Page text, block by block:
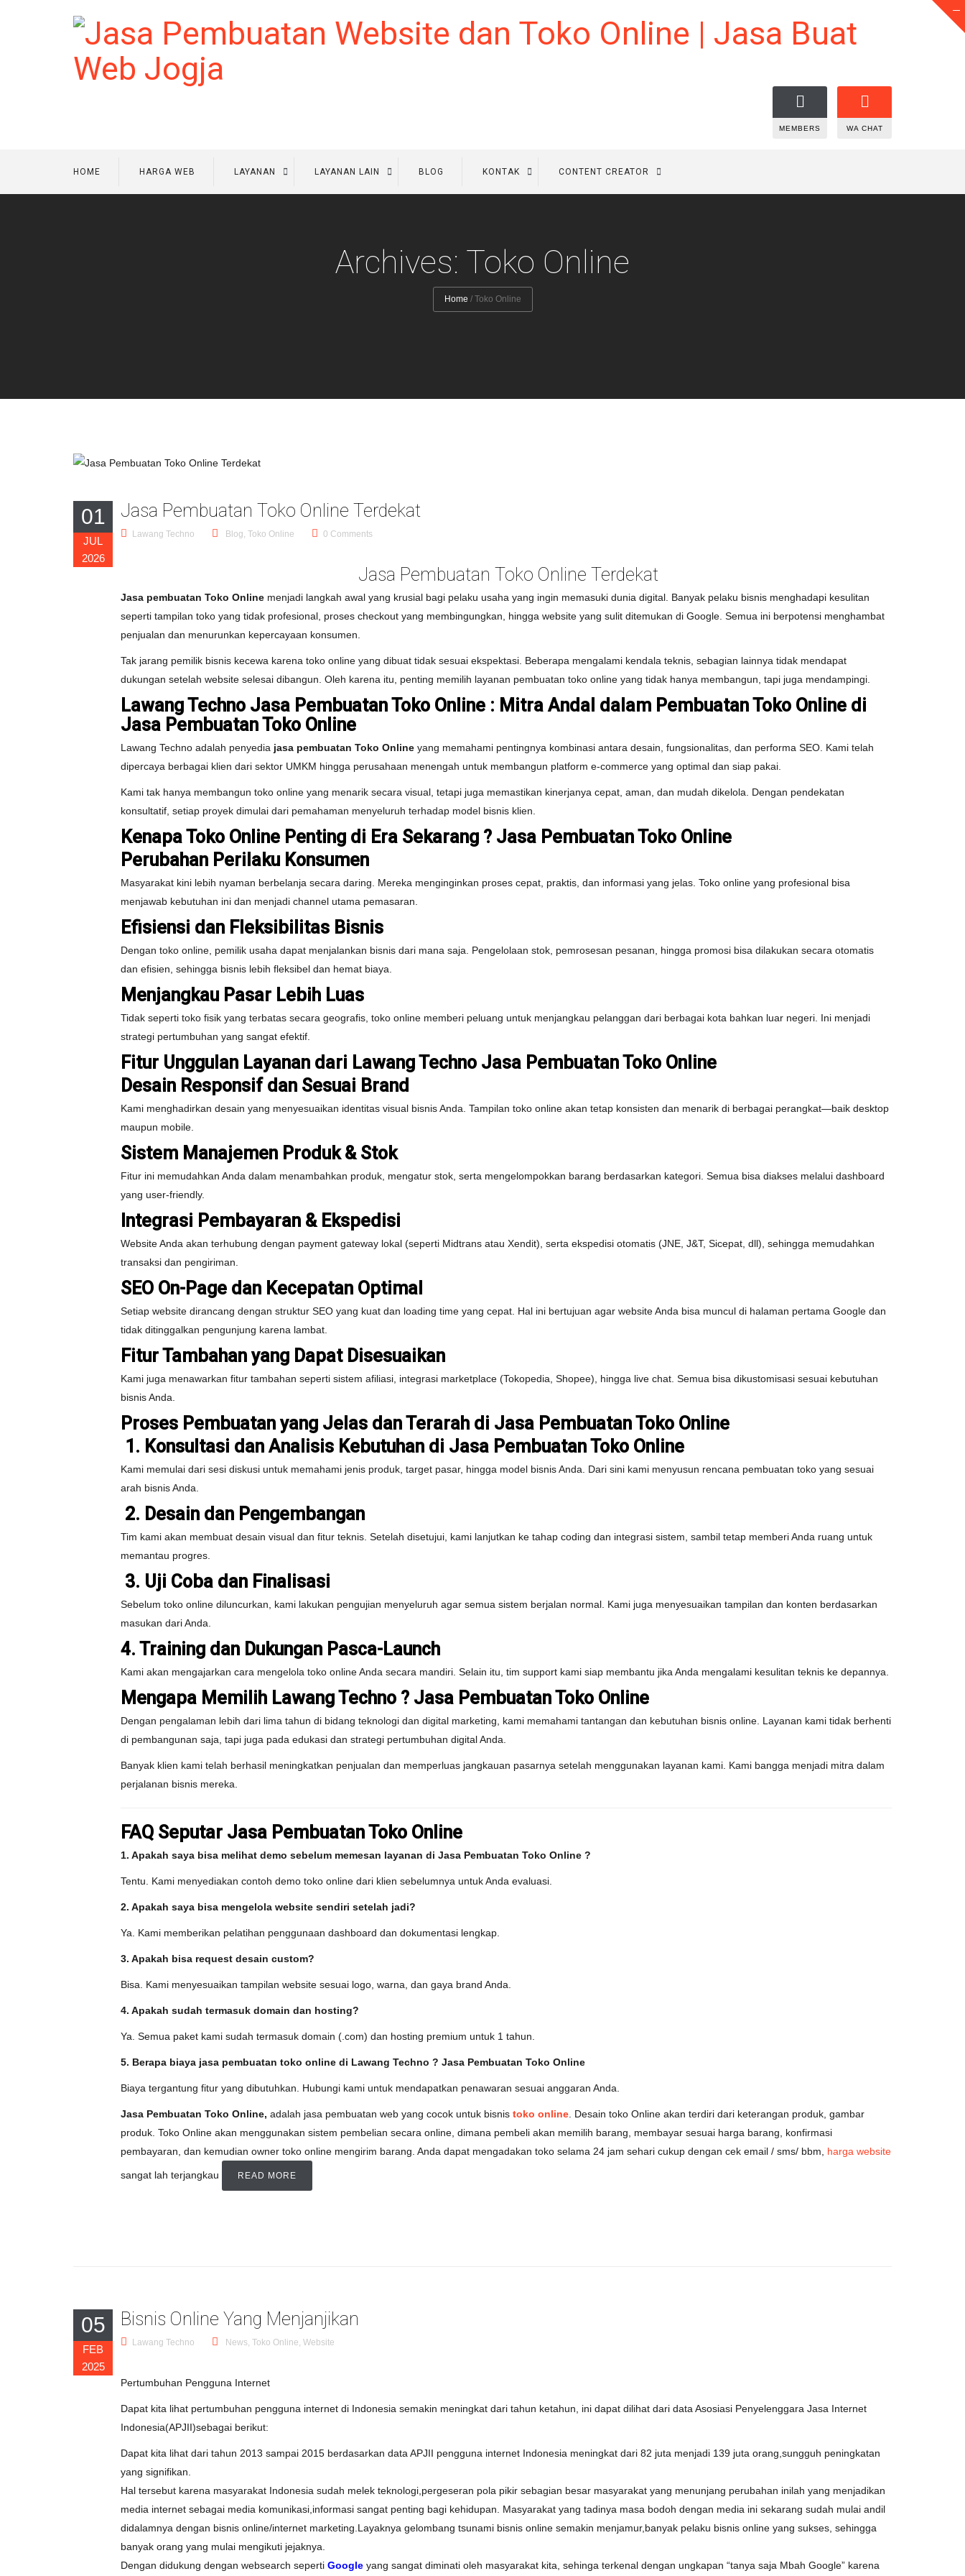
MEMBERS WA CHAT
HOME HARGA WEB LAYANAN LAYANAN LAIN BLOG KONTAK CONTENT CREATOR
Archives: Toko Online
Home / Toko Online
01
JUL
2026
Jasa Pembuatan Toko Online Terdekat
Lawang Techno Blog, Toko Online 0 Comments
Jasa Pembuatan Toko Online Terdekat
Jasa pembuatan Toko Online menjadi langkah awal yang krusial bagi pelaku usaha yang ingin memasuki dunia digital. Banyak pelaku bisnis menghadapi kesulitan
seperti tampilan toko yang tidak profesional, proses checkout yang membingungkan, hingga website yang sulit ditemukan di Google. Semua ini berpotensi menghambat
penjualan dan menurunkan kepercayaan konsumen.
Tak jarang pemilik bisnis kecewa karena toko online yang dibuat tidak sesuai ekspektasi. Beberapa mengalami kendala teknis, sebagian lainnya tidak mendapat
dukungan setelah website selesai dibangun. Oleh karena itu, penting memilih layanan pembuatan toko online yang tidak hanya membangun, tapi juga mendampingi.
Lawang Techno Jasa Pembuatan Toko Online : Mitra Andal dalam Pembuatan Toko Online di
Jasa Pembuatan Toko Online
Lawang Techno adalah penyedia jasa pembuatan Toko Online yang memahami pentingnya kombinasi antara desain, fungsionalitas, dan performa SEO. Kami telah
dipercaya berbagai klien dari sektor UMKM hingga perusahaan menengah untuk membangun platform e-commerce yang optimal dan siap pakai.
Kami tak hanya membangun toko online yang menarik secara visual, tetapi juga memastikan kinerjanya cepat, aman, dan mudah dikelola. Dengan pendekatan
konsultatif, setiap proyek dimulai dari pemahaman menyeluruh terhadap model bisnis klien.
Kenapa Toko Online Penting di Era Sekarang ? Jasa Pembuatan Toko Online
Perubahan Perilaku Konsumen
Masyarakat kini lebih nyaman berbelanja secara daring. Mereka menginginkan proses cepat, praktis, dan informasi yang jelas. Toko online yang profesional bisa
menjawab kebutuhan ini dan menjadi channel utama pemasaran.
Efisiensi dan Fleksibilitas Bisnis
Dengan toko online, pemilik usaha dapat menjalankan bisnis dari mana saja. Pengelolaan stok, pemrosesan pesanan, hingga promosi bisa dilakukan secara otomatis
dan efisien, sehingga bisnis lebih fleksibel dan hemat biaya.
Menjangkau Pasar Lebih Luas
Tidak seperti toko fisik yang terbatas secara geografis, toko online memberi peluang untuk menjangkau pelanggan dari berbagai kota bahkan luar negeri. Ini menjadi
strategi pertumbuhan yang sangat efektif.
Fitur Unggulan Layanan dari Lawang Techno Jasa Pembuatan Toko Online
Desain Responsif dan Sesuai Brand
Kami menghadirkan desain yang menyesuaikan identitas visual bisnis Anda. Tampilan toko online akan tetap konsisten dan menarik di berbagai perangkat—baik desktop
maupun mobile.
Sistem Manajemen Produk & Stok
Fitur ini memudahkan Anda dalam menambahkan produk, mengatur stok, serta mengelompokkan barang berdasarkan kategori. Semua bisa diakses melalui dashboard
yang user-friendly.
Integrasi Pembayaran & Ekspedisi
Website Anda akan terhubung dengan payment gateway lokal (seperti Midtrans atau Xendit), serta ekspedisi otomatis (JNE, J&T, Sicepat, dll), sehingga memudahkan
transaksi dan pengiriman.
SEO On-Page dan Kecepatan Optimal
Setiap website dirancang dengan struktur SEO yang kuat dan loading time yang cepat. Hal ini bertujuan agar website Anda bisa muncul di halaman pertama Google dan
tidak ditinggalkan pengunjung karena lambat.
Fitur Tambahan yang Dapat Disesuaikan
Kami juga menawarkan fitur tambahan seperti sistem afiliasi, integrasi marketplace (Tokopedia, Shopee), hingga live chat. Semua bisa dikustomisasi sesuai kebutuhan
bisnis Anda.
Proses Pembuatan yang Jelas dan Terarah di Jasa Pembuatan Toko Online
1. Konsultasi dan Analisis Kebutuhan di Jasa Pembuatan Toko Online
Kami memulai dari sesi diskusi untuk memahami jenis produk, target pasar, hingga model bisnis Anda. Dari sini kami menyusun rencana pembuatan toko yang sesuai
arah bisnis Anda.
2. Desain dan Pengembangan
Tim kami akan membuat desain visual dan fitur teknis. Setelah disetujui, kami lanjutkan ke tahap coding dan integrasi sistem, sambil tetap memberi Anda ruang untuk
memantau progres.
3. Uji Coba dan Finalisasi
Sebelum toko online diluncurkan, kami lakukan pengujian menyeluruh agar semua sistem berjalan normal. Kami juga menyesuaikan tampilan dan konten berdasarkan
masukan dari Anda.
4. Training dan Dukungan Pasca-Launch
Kami akan mengajarkan cara mengelola toko online Anda secara mandiri. Selain itu, tim support kami siap membantu jika Anda mengalami kesulitan teknis ke depannya.
Mengapa Memilih Lawang Techno ? Jasa Pembuatan Toko Online
Dengan pengalaman lebih dari lima tahun di bidang teknologi dan digital marketing, kami memahami tantangan dan kebutuhan bisnis online. Layanan kami tidak berhenti
di pembangunan saja, tapi juga pada edukasi dan strategi pertumbuhan digital Anda.
Banyak klien kami telah berhasil meningkatkan penjualan dan memperluas jangkauan pasarnya setelah menggunakan layanan kami. Kami bangga menjadi mitra dalam
perjalanan bisnis mereka.
FAQ Seputar Jasa Pembuatan Toko Online
1. Apakah saya bisa melihat demo sebelum memesan layanan di Jasa Pembuatan Toko Online ?
Tentu. Kami menyediakan contoh demo toko online dari klien sebelumnya untuk Anda evaluasi.
2. Apakah saya bisa mengelola website sendiri setelah jadi?
Ya. Kami memberikan pelatihan penggunaan dashboard dan dokumentasi lengkap.
3. Apakah bisa request desain custom?
Bisa. Kami menyesuaikan tampilan website sesuai logo, warna, dan gaya brand Anda.
4. Apakah sudah termasuk domain dan hosting?
Ya. Semua paket kami sudah termasuk domain (.com) dan hosting premium untuk 1 tahun.
5. Berapa biaya jasa pembuatan toko online di Lawang Techno ? Jasa Pembuatan Toko Online
Biaya tergantung fitur yang dibutuhkan. Hubungi kami untuk mendapatkan penawaran sesuai anggaran Anda.
Jasa Pembuatan Toko Online, adalah jasa pembuatan web yang cocok untuk bisnis toko online. Desain toko Online akan terdiri dari keterangan produk, gambar
produk. Toko Online akan menggunakan sistem pembelian secara online, dimana pembeli akan memilih barang, membayar sesuai harga barang, konfirmasi
pembayaran, dan kemudian owner toko online mengirim barang. Anda dapat mengadakan toko selama 24 jam sehari cukup dengan cek email / sms/ bbm, harga website
sangat lah terjangkau READ MORE
05
FEB
2025
Bisnis Online Yang Menjanjikan
Lawang Techno News, Toko Online, Website
Pertumbuhan Pengguna Internet
Dapat kita lihat pertumbuhan pengguna internet di Indonesia semakin meningkat dari tahun ketahun, ini dapat dilihat dari data Asosiasi Penyelenggara Jasa Internet
Indonesia(APJII)sebagai berikut:
Dapat kita lihat dari tahun 2013 sampai 2015 berdasarkan data APJII pengguna internet Indonesia meningkat dari 82 juta menjadi 139 juta orang,sungguh peningkatan
yang signifikan.
Hal tersebut karena masyarakat Indonesia sudah melek teknologi,pergeseran pola pikir sebagian besar masyarakat yang menunjang perubahan inilah yang menjadikan
media internet sebagai media komunikasi,informasi sangat penting bagi kehidupan. Masyarakat yang tadinya masa bodoh dengan media ini sekarang sudah mulai andil
didalamnya dengan bisnis online/internet marketing.Layaknya gelombang tsunami bisnis online semakin menjamur,banyak pelaku bisnis online yang sukses, sehingga
banyak orang yang mulai mengikuti jejaknya.
Dengan didukung dengan websearch seperti Google yang sangat diminati oleh masyarakat kita, sehinga terkenal dengan ungkapan “tanya saja Mbah Google” karena